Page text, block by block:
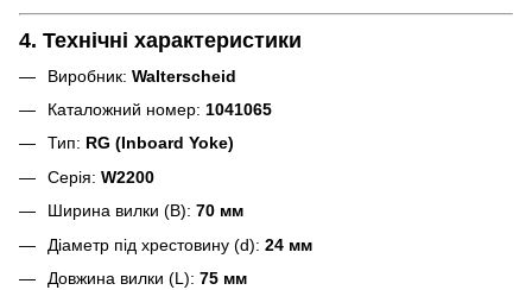
4. Технічні характеристики
Виробник: Walterscheid
Каталожний номер: 1041065
Тип: RG (Inboard Yoke)
Серія: W2200
Ширина вилки (B): 70 мм
Діаметр під хрестовину (d): 24 мм
Довжина вилки (L): 75 мм